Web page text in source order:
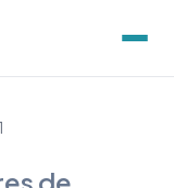
de